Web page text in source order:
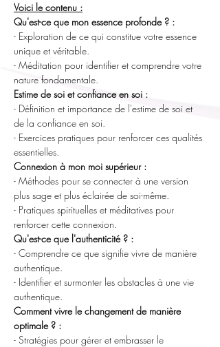
Voici le contenu :
Qu'est-ce que mon essence profonde ? :
- Exploration de ce qui constitue votre essence
unique et véritable.
- Méditation pour identifier et comprendre votre
nature fondamentale.
Estime de soi et confiance en soi :
- Définition et importance de l'estime de soi et
de la confiance en soi.
- Exercices pratiques pour renforcer ces qualités
essentielles.
Connexion à mon moi supérieur :
- Méthodes pour se connecter à une version
plus sage et plus éclairée de soi-même.
- Pratiques spirituelles et méditatives pour
renforcer cette connexion.
Qu'est-ce que l'authenticité ? :
- Comprendre ce que signifie vivre de manière
authentique.
- Identifier et surmonter les obstacles à une vie
authentique.
Comment vivre le changement de manière
optimale ? :
- Stratégies pour gérer et embrasser le